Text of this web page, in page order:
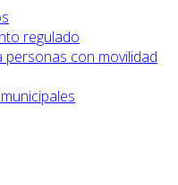
regulado
con movilidad